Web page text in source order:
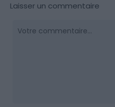
Laisser un commentaire